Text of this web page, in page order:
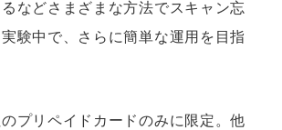
などさまざまな方法でスキャン忘
験中で、さらに簡単な運用を目指
プリペイドカードのみに限定。他